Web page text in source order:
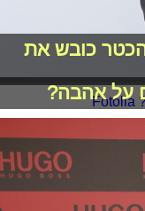
הכטר כובש את
על אהבה?